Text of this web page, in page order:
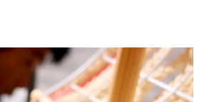
島原半島 拉麺特集 2025